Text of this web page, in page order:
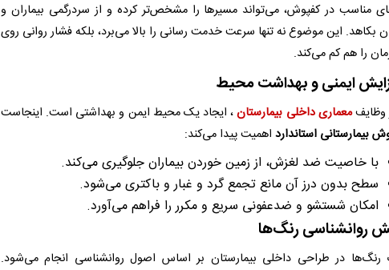
مناسب در کفپوش، می‌تواند مسیرها را مشخص‌تر کرده و از سردرگمی بیماران و
بکاهد. این موضوع نه تنها سرعت خدمت‌ رسانی را بالا می‌برد، بلکه فشار روانی روی
را هم کم می‌کند.
ایمنی و بهداشت محیط
وظایفمعماری داخلی بیمارستان، ایجاد یک محیط ایمن و بهداشتی است. اینجاست
بیمارستانی استاندارداهمیت پیدا می‌کند:
با خاصیت ضد لغزش، از زمین خوردن بیماران جلوگیری می‌کند.
سطح بدون درز آن مانع تجمع گرد و غبار و باکتری می‌شود.
امکان شستشو و ضدعفونی سریع و مکرر را فراهم می‌آورد.
روانشناسی رنگ‌ها
رنگ‌ها در طراحی داخلی بیمارستان بر اساس اصول روانشناسی انجام می‌شود.